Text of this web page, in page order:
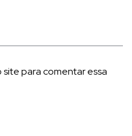
site para comentar essa